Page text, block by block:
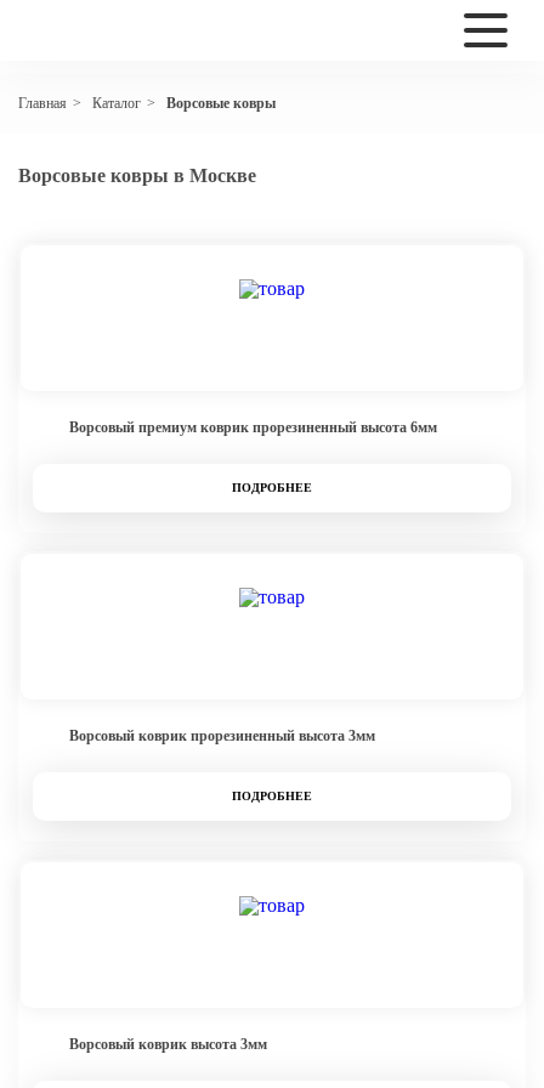
Главная > Каталог > Ворсовые ковры
Ворсовые ковры в Москве
Ворсовый премиум коврик прорезиненный высота 6мм
ПОДРОБНЕЕ
Ворсовый коврик прорезиненный высота 3мм
ПОДРОБНЕЕ
Ворсовый коврик высота 3мм